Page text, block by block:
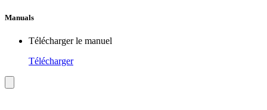
Manuals
Télécharger le manuel
Télécharger